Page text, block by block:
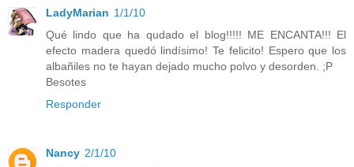
LadyMarian 1/1/10
Qué lindo que ha qudado el blog!!!!! ME ENCANTA!!! El
efecto madera quedó lindísimo! Te felicito! Espero que los
albañiles no te hayan dejado mucho polvo y desorden. ;P
Besotes
Responder
Nancy 2/1/10